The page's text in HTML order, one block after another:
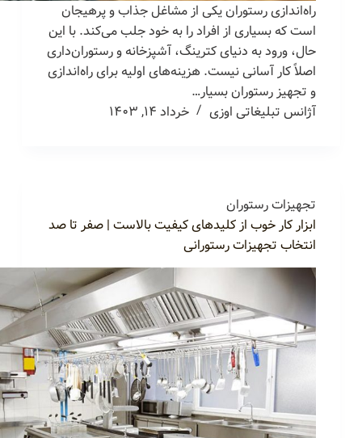
راه‌اندازی رستوران یکی از مشاغل جذاب و پرهیجان
است که بسیاری از افراد را به خود جلب می‌کند. با این
حال، ورود به دنیای کترینگ، آشپزخانه و رستوران‌داری
اصلاً کار آسانی نیست. هزینه‌های اولیه برای راه‌اندازی
و تجهیز رستوران بسیار…
آژانس تبلیغاتی اوزی
خرداد ۱۴, ۱۴۰۳
تجهیزات رستوران
ابزار کار خوب از کلیدهای کیفیت بالاست | صفر تا صد
انتخاب تجهیزات رستورانی